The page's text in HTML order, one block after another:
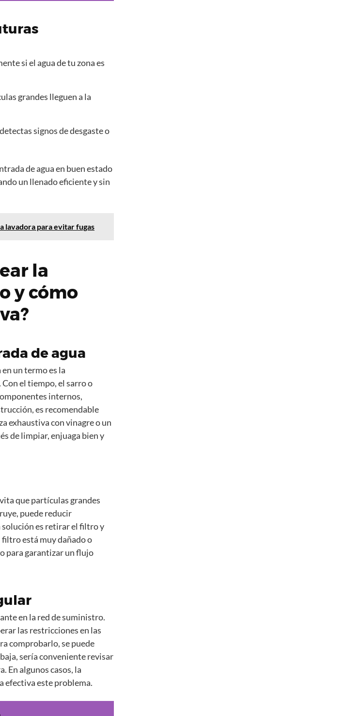
si el agua de tu zona es
grandes lleguen a la
signos de desgaste o
de agua en buen estado
un llenado eficiente y sin
lavadora para evitar fugas
la
y cómo
de agua
un termo es la
el tiempo, el sarro o
internos,
es recomendable
exhaustiva con vinagre o un
de limpiar, enjuaga bien y
que partículas grandes
puede reducir
es retirar el filtro y
está muy dañado o
para garantizar un flujo
en la red de suministro.
las restricciones en las
comprobarlo, se puede
sería conveniente revisar
En algunos casos, la
efectiva este problema.